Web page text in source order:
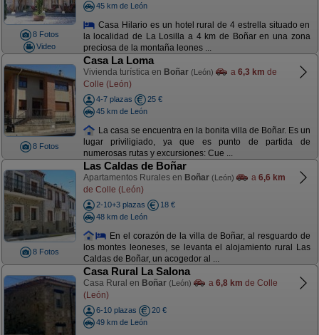
8 Fotos
Video
45 km de León
Casa Hilario es un hotel rural de 4 estrella situado en
la localidad de La Losilla a 4 km de Boñar en una zona
preciosa de la montaña leones ...
8 Fotos
Casa La Loma
Vivienda turística en Boñar (León) a 6,3 km de
Colle (León)
4-7 plazas
25 €
45 km de León
La casa se encuentra en la bonita villa de Boñar. Es un
lugar priviligiado, ya que es punto de partida de
numerosas rutas y excursiones: Cue ...
8 Fotos
Las Caldas de Boñar
Apartamentos Rurales en Boñar (León) a 6,6 km
de Colle (León)
2-10+3 plazas
18 €
48 km de León
En el corazón de la villa de Boñar, al resguardo de
los montes leoneses, se levanta el alojamiento rural Las
Caldas de Boñar, un acogedor al ...
Casa Rural La Salona
Casa Rural en Boñar (León) a 6,8 km de Colle
(León)
6-10 plazas
20 €
49 km de León